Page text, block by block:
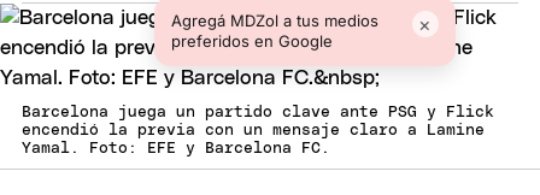
Agregá MDZol a tus medios
preferidos en Google
×
Barcelona juega un partido clave ante PSG y Flick
encendió la previa con un mensaje claro a Lamine
Yamal. Foto: EFE y Barcelona FC.